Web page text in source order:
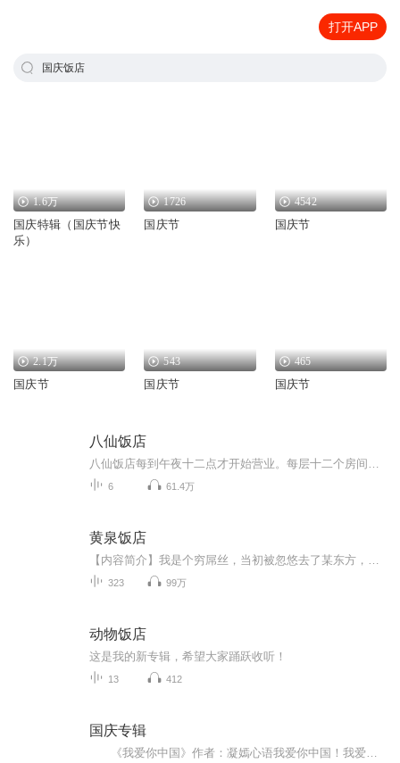
打开APP
国庆饭店
1.6万
国庆特辑（国庆节快
乐）
1726
国庆节
4542
国庆节
2.1万
国庆节
543
国庆节
465
国庆节
八仙饭店
6 61.4万
黄泉饭店
323 99万
动物饭店
这是我的新专辑，希望大家踊跃收听！
13 412
国庆专辑